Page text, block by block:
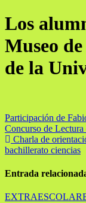
Los
Museo
de la
Navegación
de
entradas
Participación de
Concurso de
Charla de
bachillerato ciencias
Entrada